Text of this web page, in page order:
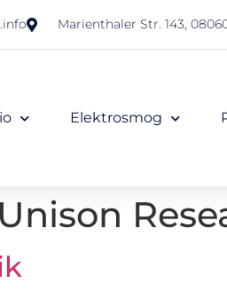
Marienthaler Str. 143,
Elektrosmog
Unison